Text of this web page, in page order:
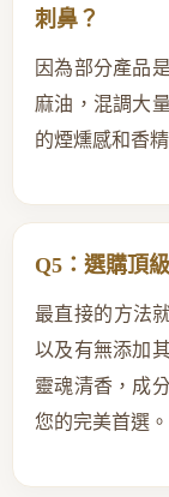
刺鼻？
因為部分產品
麻油，混調大
的煙燻感和香
Q5：選購頂
最直接的方法
以及有無添加
靈魂清香，成
您的完美首選。